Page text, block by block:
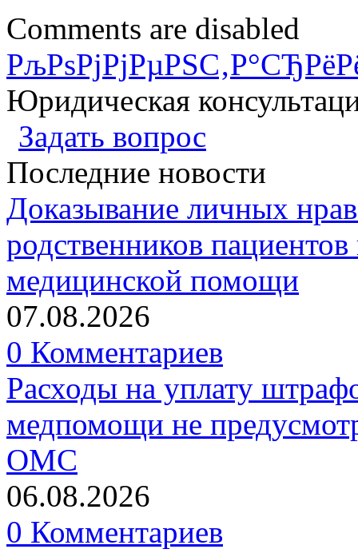
Comments are disabled
Юридическая
Задать вопрос
Последние новости
Доказывание личных
родственников
медицинской помощи
07.08.2026
0 Комментариев
Расходы на уплату
медпомощи не
ОМС
06.08.2026
0 Комментариев